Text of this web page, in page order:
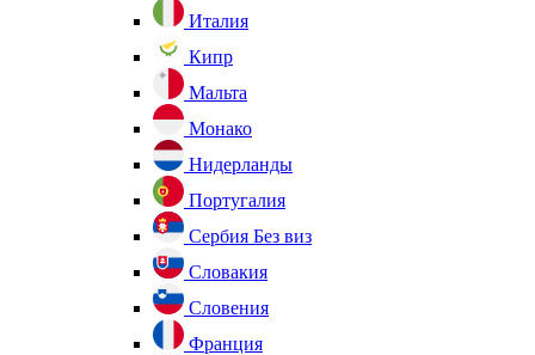
Италия
Кипр
Мальта
Монако
Нидерланды
Португалия
Сербия Без виз
Словакия
Словения
Франция